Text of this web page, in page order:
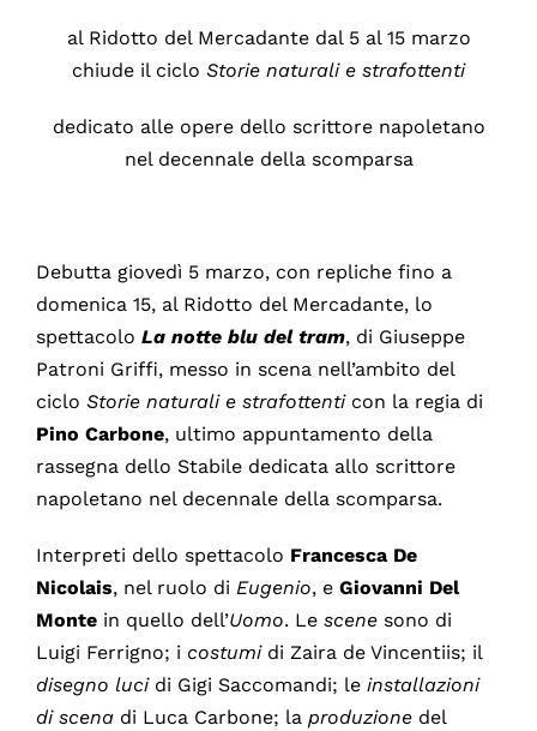
al Ridotto del Mercadante dal 5 al 15 marzo
chiude il ciclo Storie naturali e strafottenti
dedicato alle opere dello scrittore napoletano
nel decennale della scomparsa
Debutta giovedì 5 marzo, con repliche fino a
domenica 15, al Ridotto del Mercadante, lo
spettacolo La notte blu del tram, di Giuseppe
Patroni Griffi, messo in scena nell’ambito del
ciclo Storie naturali e strafottenti con la regia di
Pino Carbone, ultimo appuntamento della
rassegna dello Stabile dedicata allo scrittore
napoletano nel decennale della scomparsa.
Interpreti dello spettacolo Francesca De
Nicolais, nel ruolo di Eugenio, e Giovanni Del
Monte in quello dell’Uomo. Le scene sono di
Luigi Ferrigno; i costumi di Zaira de Vincentiis; il
disegno luci di Gigi Saccomandi; le installazioni
di scena di Luca Carbone; la produzione del